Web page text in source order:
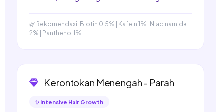
🌿 Rekomendasi: Biotin 0.5% | Kafein 1% | Niacinamide
2% | Panthenol 1%
Kerontokan Menengah - Parah
✨ Intensive Hair Growth